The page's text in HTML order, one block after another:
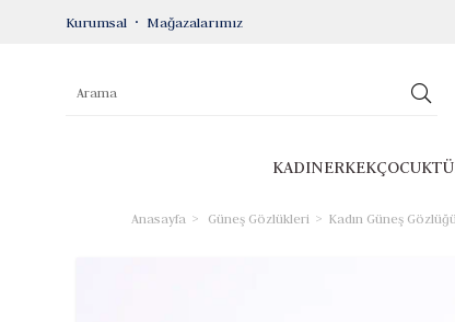
Kurumsal Mağazalarımız
KADINERKEKÇOCUK
Anasayfa Güneş Gözlükleri Kadın Güneş